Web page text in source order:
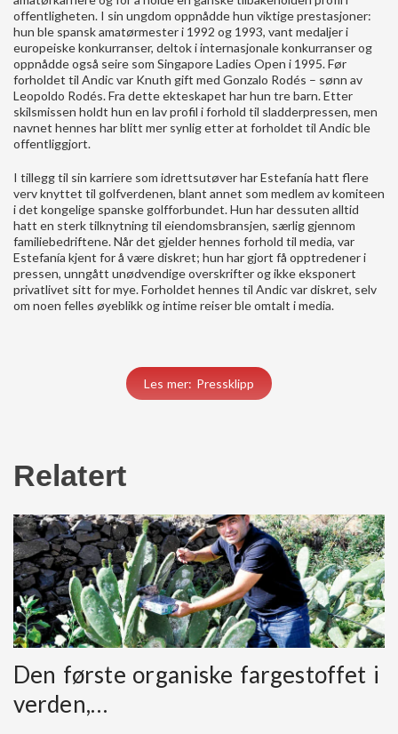
offentligheten. I sin ungdom oppnådde hun viktige prestasjoner:
hun ble spansk amatørmester i 1992 og 1993, vant medaljer i
europeiske konkurranser, deltok i internasjonale konkurranser og
oppnådde også seire som Singapore Ladies Open i 1995. Før
forholdet til Andic var Knuth gift med Gonzalo Rodés – sønn av
Leopoldo Rodés. Fra dette ekteskapet har hun tre barn. Etter
skilsmissen holdt hun en lav profil i forhold til sladderpressen, men
navnet hennes har blitt mer synlig etter at forholdet til Andic ble
offentliggjort.
I tillegg til sin karriere som idrettsutøver har Estefanía hatt flere
verv knyttet til golfverdenen, blant annet som medlem av komiteen
i det kongelige spanske golfforbundet. Hun har dessuten alltid
hatt en sterk tilknytning til eiendomsbransjen, særlig gjennom
familiebedriftene. Når det gjelder hennes forhold til media, var
Estefanía kjent for å være diskret; hun har gjort få opptredener i
pressen, unngått unødvendige overskrifter og ikke eksponert
privatlivet sitt for mye. Forholdet hennes til Andic var diskret, selv
om noen felles øyeblikk og intime reiser ble omtalt i media.
Les mer: Pressklipp
Relatert
Den første organiske fargestoffet i
verden,…